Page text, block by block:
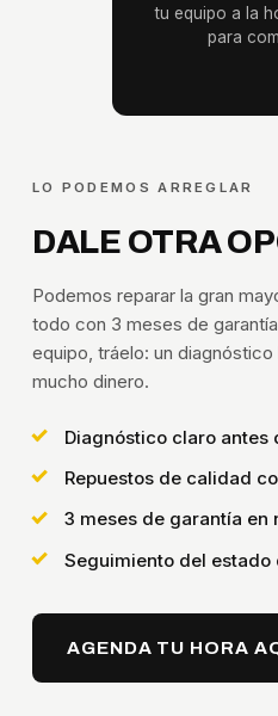
tu equipo a la
para
LO PODEMOS ARREGLAR
DALE OTRA
Podemos reparar la gran
todo con 3 meses de
equipo, tráelo: un
mucho dinero.
Diagnóstico claro antes
Repuestos de calidad
3 meses de garantía en
Seguimiento del estado
AGENDA TU HORA